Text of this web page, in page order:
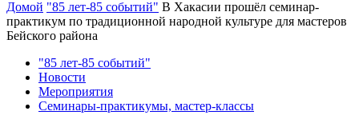
Домой "85 лет-85 событий" В Хакасии прошёл семинар-
практикум по традиционной народной культуре для мастеров
Бейского района
"85 лет-85 событий"
Новости
Мероприятия
Семинары-практикумы, мастер-классы